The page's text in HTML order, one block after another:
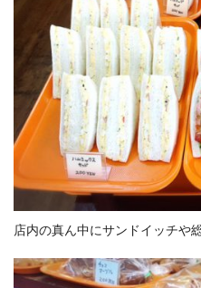
店内の真ん中にサンドイッチや